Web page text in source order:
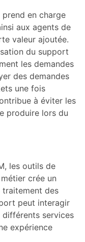
en charge
aux agents de
valeur ajoutée.
du support
les demandes
des demandes
une fois
à éviter les
produire lors du
les outils de
crée un
traitement des
peut interagir
services
expérience